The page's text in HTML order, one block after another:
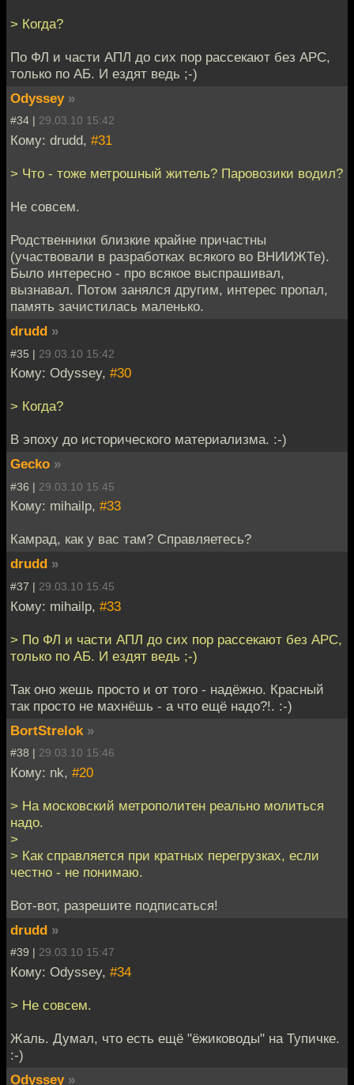
> Когда?
По ФЛ и части АПЛ до сих пор рассекают без АРС,
только по АБ. И ездят ведь ;-)
Odyssey »
#34 | 29.03.10 15:42
Кому: drudd, #31
> Что - тоже метрошный житель? Паровозики водил?
Не совсем.
Родственники близкие крайне причастны
(участвовали в разработках всякого во ВНИИЖТе).
Было интересно - про всякое выспрашивал,
вызнавал. Потом занялся другим, интерес пропал,
память зачистилась маленько.
drudd »
#35 | 29.03.10 15:42
Кому: Odyssey, #30
> Когда?
В эпоху до исторического материализма. :-)
Gecko »
#36 | 29.03.10 15:45
Кому: mihailp, #33
Камрад, как у вас там? Справляетесь?
drudd »
#37 | 29.03.10 15:45
Кому: mihailp, #33
> По ФЛ и части АПЛ до сих пор рассекают без АРС,
только по АБ. И ездят ведь ;-)
Так оно жешь просто и от того - надёжно. Красный
так просто не махнёшь - а что ещё надо?!. :-)
BortStrelok »
#38 | 29.03.10 15:46
Кому: nk, #20
> На московский метрополитен реально молиться
надо.
>
> Как справляется при кратных перегрузках, если
честно - не понимаю.
Вот-вот, разрешите подписаться!
drudd »
#39 | 29.03.10 15:47
Кому: Odyssey, #34
> Не совсем.
Жаль. Думал, что есть ещё "ёжиководы" на Тупичке.
:-)
Odyssey »